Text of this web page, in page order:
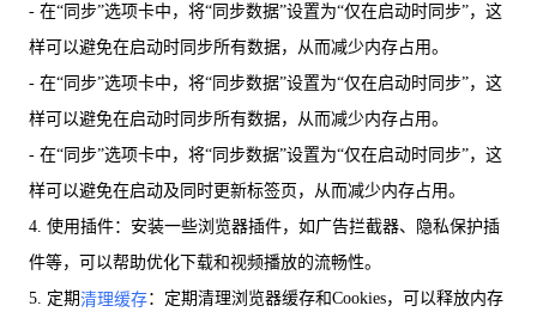
- 在“同步”选项卡中，将“同步数据”设置为“仅在启动时同步”，这
样可以避免在启动时同步所有数据，从而减少内存占用。
- 在“同步”选项卡中，将“同步数据”设置为“仅在启动时同步”，这
样可以避免在启动时同步所有数据，从而减少内存占用。
- 在“同步”选项卡中，将“同步数据”设置为“仅在启动时同步”，这
样可以避免在启动及同时更新标签页，从而减少内存占用。
4. 使用插件：安装一些浏览器插件，如广告拦截器、隐私保护插
件等，可以帮助优化下载和视频播放的流畅性。
5. 定期清理缓存：定期清理浏览器缓存和Cookies，可以释放内存